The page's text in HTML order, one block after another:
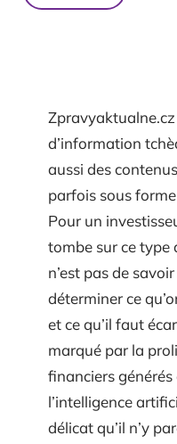
d’information
aussi des
parfois sous
Pour un
tombe sur ce type
n’est pas de
déterminer ce
et ce qu’il faut
marqué par la
financiers
l’intelligence
délicat qu’il n’y